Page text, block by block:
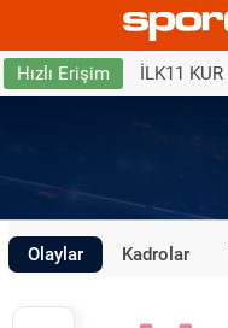
Hızlı Erişim İLK11 KUR
Olaylar Kadrolar